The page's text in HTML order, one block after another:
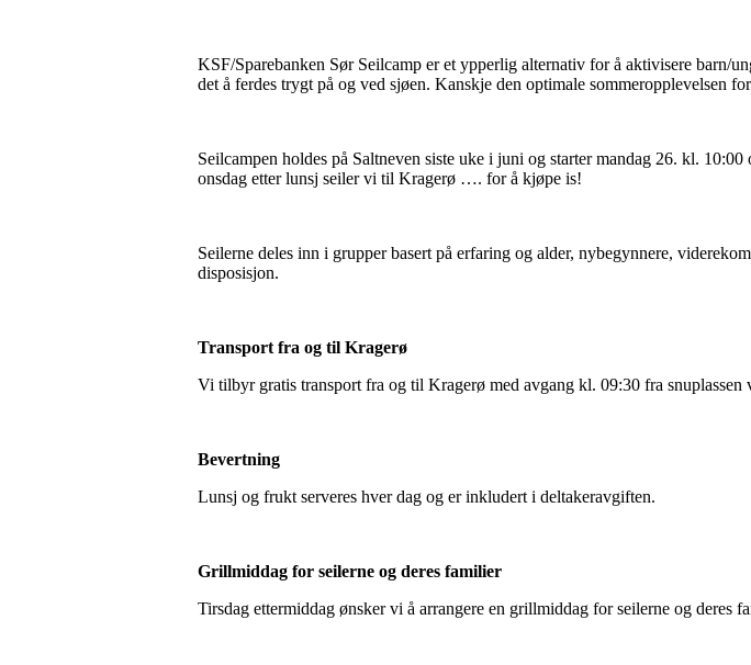
KSF/Sparebanken Sør Seilcamp er et ypperlig alternativ for å aktivisere barn/
det å ferdes trygt på og ved sjøen. Kanskje den optimale sommeropplevelsen
Seilcampen holdes på Saltneven siste uke i juni og starter mandag 26. kl.
onsdag etter lunsj seiler vi til Kragerø …. for å kjøpe is!
Seilerne deles inn i grupper basert på erfaring og alder, nybegynnere,
disposisjon.
Transport fra og til Kragerø
Vi tilbyr gratis transport fra og til Kragerø med avgang kl. 09:30 fra
Bevertning
Lunsj og frukt serveres hver dag og er inkludert i deltakeravgiften.
Grillmiddag for seilerne og deres familier
Tirsdag ettermiddag ønsker vi å arrangere en grillmiddag for seilerne og deres